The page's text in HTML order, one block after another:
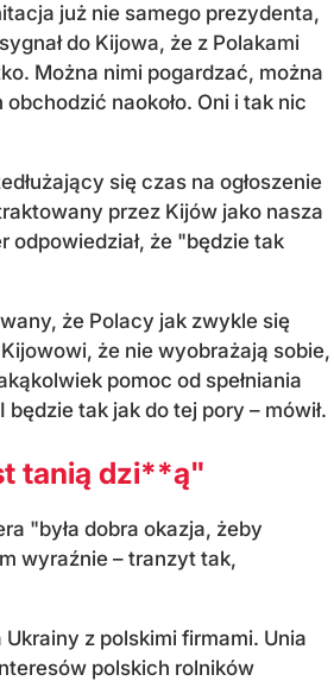
już nie samego prezydenta,
do Kijowa, że z Polakami
Można nimi pogardzać, można
naokoło. Oni i tak nic
się czas na ogłoszenie
przez Kijów jako nasza
odpowiedział, że "będzie tak
że Polacy jak zwykle się
że nie wyobrażają sobie,
pomoc od spełniania
tak jak do tej pory – mówił.
tanią dzi**ą"
"była dobra okazja, żeby
wyraźnie – tranzyt tak,
Ukrainy z polskimi firmami. Unia
polskich rolników